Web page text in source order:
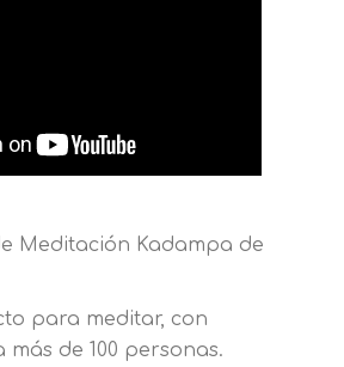
Meditación Kadampa de
para meditar, con
de 100 personas.